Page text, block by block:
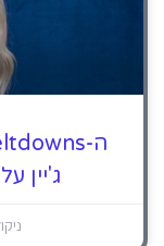
ג'יין על RHOBH And Beyond